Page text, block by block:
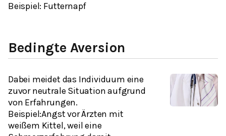
Beispiel: Futternapf
Bedingte Aversion
Dabei meidet das Individuum eine
zuvor neutrale Situation aufgrund
von Erfahrungen.
Beispiel:Angst vor Ärzten mit
weißem Kittel, weil eine